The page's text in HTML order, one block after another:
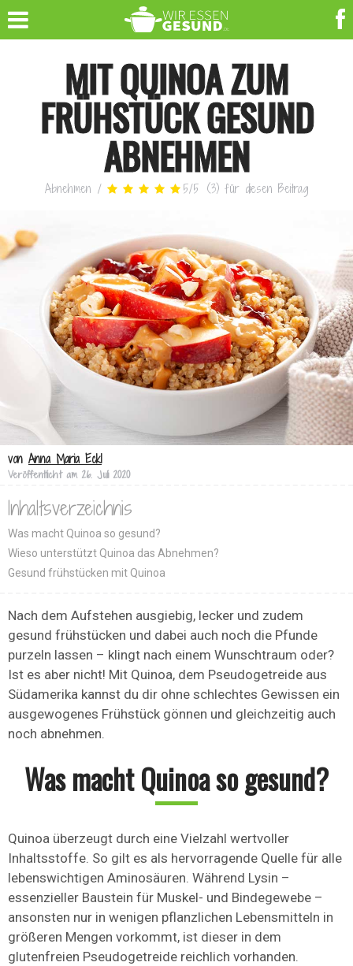
MIT QUINOA ZUM
FRÜHSTÜCK GESUND
ABNEHMEN
Abnehmen / 5/5 (3) für diesen Beitrag
von Anna Maria Eckl
Veröffentlicht am 26. Juli 2020
Inhaltsverzeichnis
Was macht Quinoa so gesund?
Wieso unterstützt Quinoa das Abnehmen?
Gesund frühstücken mit Quinoa
Nach dem Aufstehen ausgiebig, lecker und zudem
gesund frühstücken und dabei auch noch die Pfunde
purzeln lassen – klingt nach einem Wunschtraum oder?
Ist es aber nicht! Mit Quinoa, dem Pseudogetreide aus
Südamerika kannst du dir ohne schlechtes Gewissen ein
ausgewogenes Frühstück gönnen und gleichzeitig auch
noch abnehmen.
Was macht Quinoa so gesund?
Quinoa überzeugt durch eine Vielzahl wertvoller
Inhaltsstoffe. So gilt es als hervorragende Quelle für alle
lebenswichtigen Aminosäuren. Während Lysin –
essenzieller Baustein für Muskel- und Bindegewebe –
ansonsten nur in wenigen pflanzlichen Lebensmitteln in
größeren Mengen vorkommt, ist dieser in dem
glutenfreien Pseudogetreide reichlich vorhanden.